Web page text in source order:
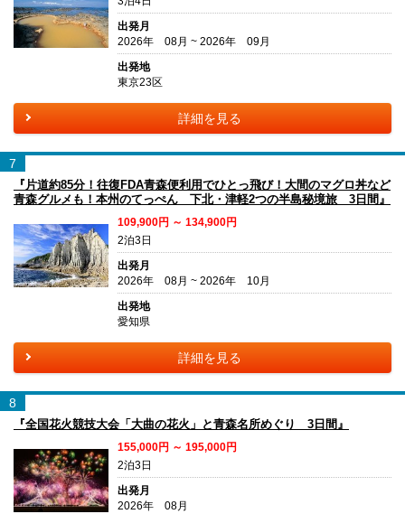
出発月
2026年 08月 ~ 2026年 09月
出発地
東京23区
詳細を見る
7
『片道約85分！往復FDA青森便利用でひとっ飛び！大間のマグロ丼など
青森グルメも！本州のてっぺん 下北・津軽2つの半島秘境旅 3日間』
109,900円 ～ 134,900円
2泊3日
出発月
2026年 08月 ~ 2026年 10月
出発地
愛知県
詳細を見る
8
『全国花火競技大会「大曲の花火」と青森名所めぐり 3日間』
155,000円 ～ 195,000円
2泊3日
出発月
2026年 08月